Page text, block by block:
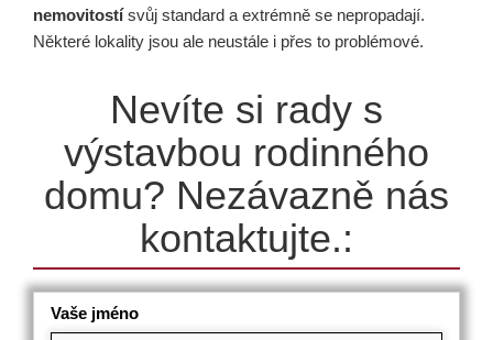
nemovitostísvůj standard a extrémně se nepropadají.
Některé lokality jsou ale neustále i přes to problémové.
Nevíte si rady s
výstavbou rodinného
domu? Nezávazně nás
kontaktujte.:
Vaše jméno